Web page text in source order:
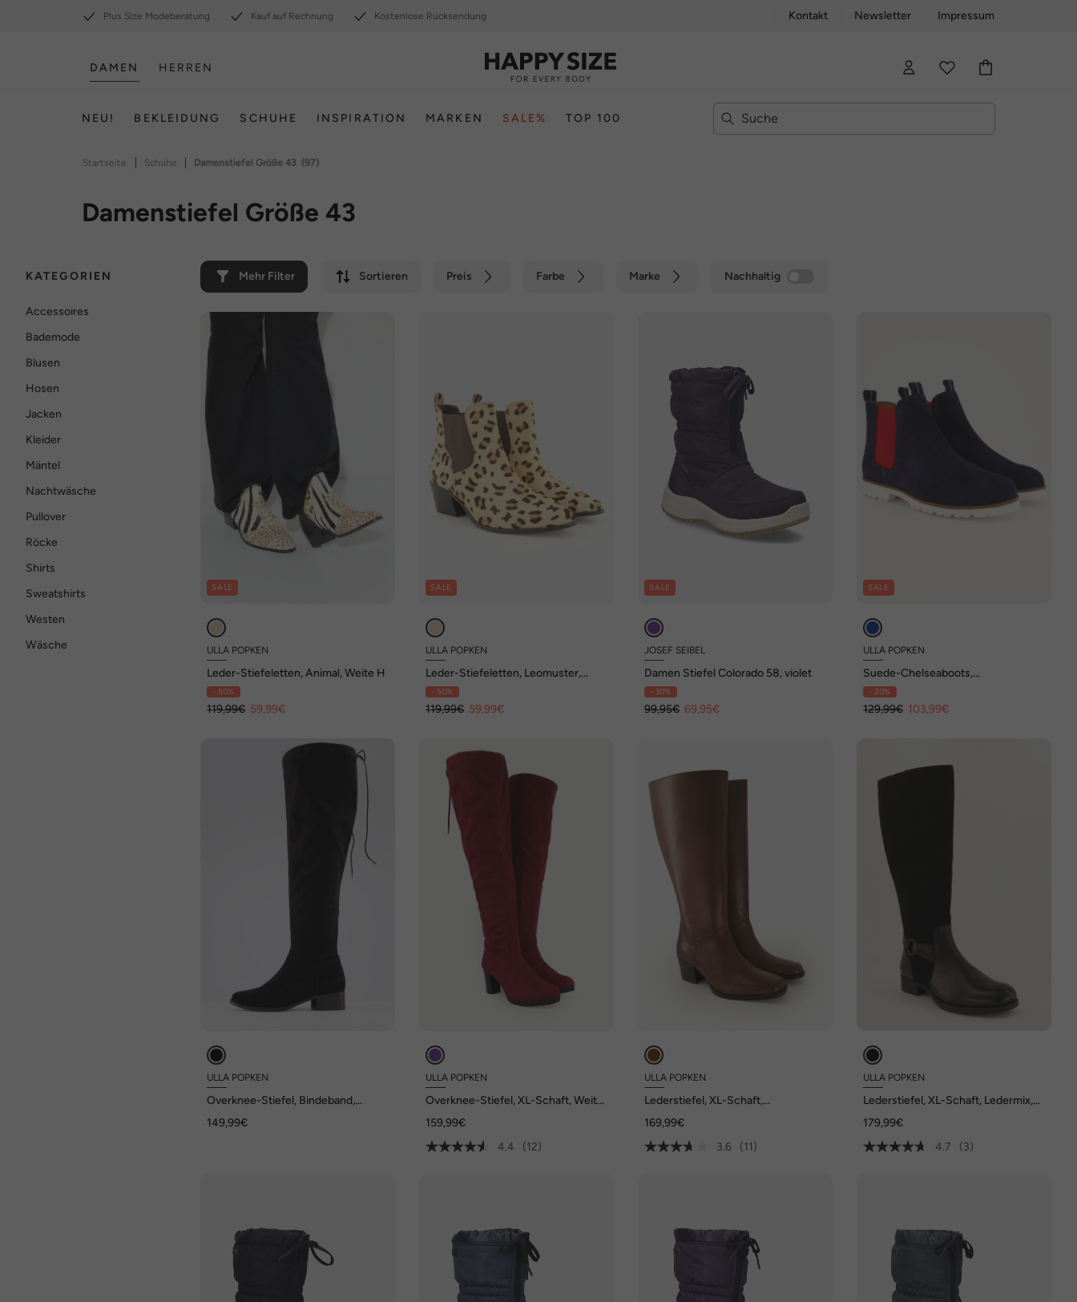
Plus Size Modeberatung Kauf auf Rechnung Kostenlose Rücksendung Kontakt Newsletter Impressum
DAMEN HERREN
NEU! BEKLEIDUNG SCHUHE INSPIRATION MARKEN SALE% TOP 100
Startseite | Schuhe | Damenstiefel Größe 43 (97)
Damenstiefel Größe 43
KATEGORIEN Mehr Filter Sortieren Preis Farbe Marke Nachhaltig
Accessoires
Bademode
Blusen
Hosen
Jacken
Kleider
Mäntel
Nachtwäsche
Pullover
Röcke
Shirts
Sweatshirts
Westen
Wäsche
SALE
ULLA POPKEN
Leder-Stiefeletten, Animal, Weite H
- 50%
119,99€ 59,99€
SALE
ULLA POPKEN
Leder-Stiefeletten, Leomuster,
Weite H
- 50%
119,99€ 59,99€
SALE
JOSEF SEIBEL
Damen Stiefel Colorado 58, violet
- 30%
99,95€ 69,95€
SALE
ULLA POPKEN
Suede-Chelseaboots,
Wechselfußbett, Weite H
- 20%
129,99€ 103,99€
ULLA POPKEN
Overknee-Stiefel, Bindeband,
149,99€
ULLA POPKEN
Overknee-Stiefel, XL-Schaft, Weite
159,99€
4.4
(12)
ULLA POPKEN
Lederstiefel, XL-Schaft,
169,99€
3.6
(11)
ULLA POPKEN
Lederstiefel, XL-Schaft, Ledermix,
179,99€
4.7
(3)